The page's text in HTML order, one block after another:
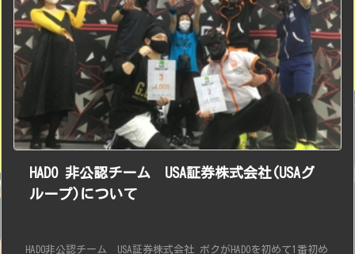
HADO 非公認チーム USA証券株式会社(USAグ
ループ)について
HADO非公認チーム USA証券株式会社 ボクがHADOを初めて1番初め